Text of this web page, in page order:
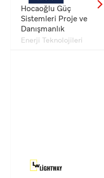
Hocaoğlu Güç
Sistemleri Proje ve
Danışmanlık
Enerji Teknolojileri